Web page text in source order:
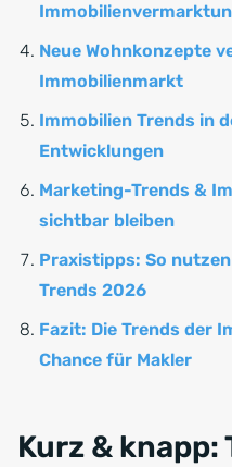
Neue Wohnkonzepte
Immobilienmarkt
Immobilien Trends in
Entwicklungen
Marketing-Trends &
sichtbar bleiben
Praxistipps: So
Trends 2026
Fazit: Die Trends der
Chance für Makler
Kurz & knapp: